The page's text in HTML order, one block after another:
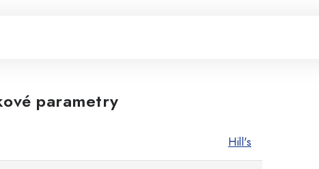
parametry
Hill's